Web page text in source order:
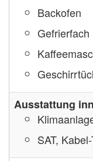
Backofen
Gefrierfach
Ausstattung
SAT,